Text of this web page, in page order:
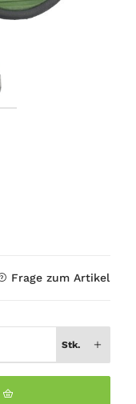
Frage zum Artikel
Stk.